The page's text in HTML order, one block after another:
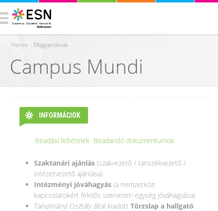
You are here
Home › Magyaroknak
Campus Mundi
INFORMÁCIÓK
Beadási feltételek Beadandó dokumentumok
Szaktanári ajánlás (szakvezető / tanszékvezető /
intézetvezető ajánlása)
Intézményi jóváhagyás (a nemzetközi
kapcsolatokért felelős szervezeti egység jóváhagyása)
Tanulmányi Osztály által kiadott Törzslap a hallgató